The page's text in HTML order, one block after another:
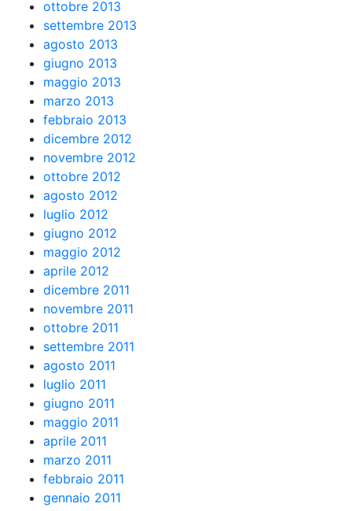
ottobre 2013
settembre 2013
agosto 2013
giugno 2013
maggio 2013
marzo 2013
febbraio 2013
dicembre 2012
novembre 2012
ottobre 2012
agosto 2012
luglio 2012
giugno 2012
maggio 2012
aprile 2012
dicembre 2011
novembre 2011
ottobre 2011
settembre 2011
agosto 2011
luglio 2011
giugno 2011
maggio 2011
aprile 2011
marzo 2011
febbraio 2011
gennaio 2011